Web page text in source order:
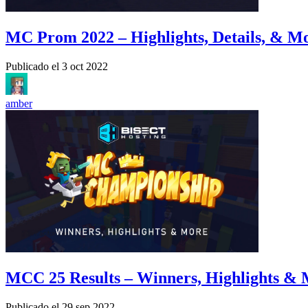
MC Prom 2022 – Highlights, Details, &
Publicado el 3 oct 2022
amber
MCC 25 Results – Winners, Highlights &